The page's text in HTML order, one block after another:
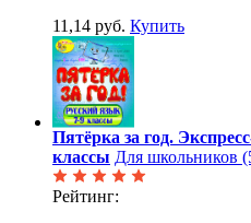
11,14 руб. Купить
Пятёрка за год.
классы Для школьников
Рейтинг: